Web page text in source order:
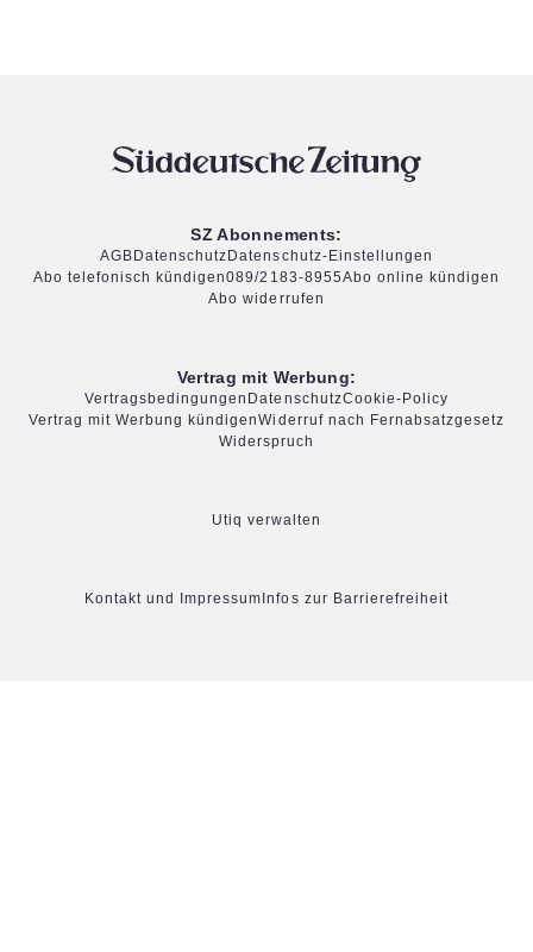
SZ Abonnements:
AGB Datenschutz Datenschutz-Einstellungen
Abo telefonisch kündigen089/2183-8955Abo online kündigen
Abo widerrufen
Vertrag mit Werbung:
Vertragsbedingungen DatenschutzCookie-Policy
Vertrag mit Werbung kündigenWiderruf nach Fernabsatzgesetz
Widerspruch
Utiq verwalten
Kontakt und Impressum Infos zur Barrierefreiheit